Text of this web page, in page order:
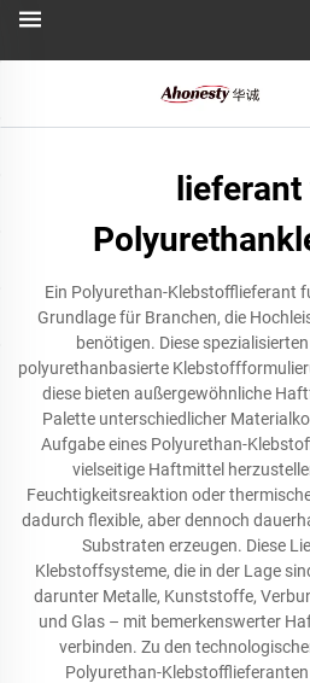
lieferant
Ein Polyurethan-Klebstofflieferant
Grundlage für Branchen, die
benötigen. Diese
polyurethanbasierte
diese bieten außergewöhnliche
Palette unterschiedlicher
Aufgabe eines Polyurethan-
vielseitige Haftmittel
Feuchtigkeitsreaktion oder
dadurch flexible, aber dennoch
Substraten erzeugen. Diese
Klebstoffsysteme, die in der Lage
darunter Metalle, Kunststoffe,
und Glas – mit bemerkenswerter
verbinden. Zu den
Polyurethan-